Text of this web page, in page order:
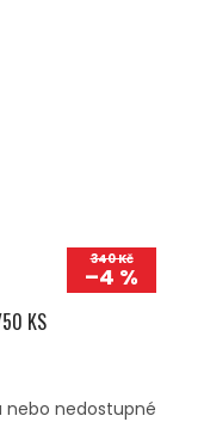
340 Kč
–4 %
50 KS
nebo nedostupné